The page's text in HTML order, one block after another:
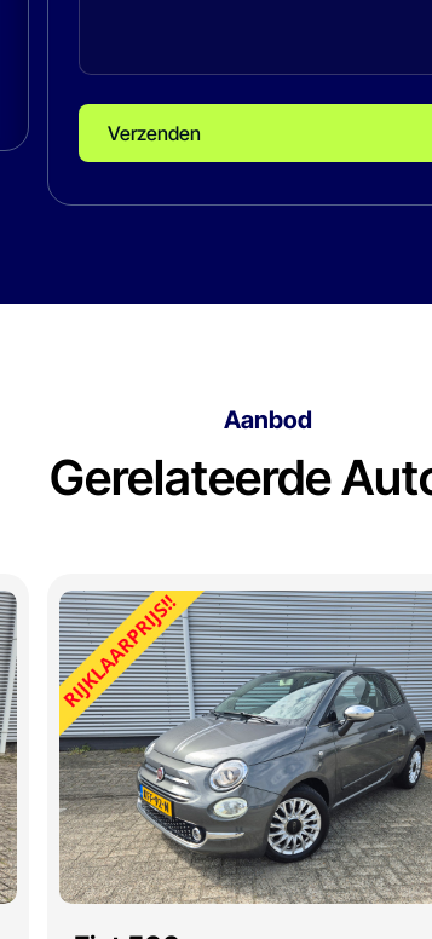
Verzenden
Aanbod
Gerelateerde